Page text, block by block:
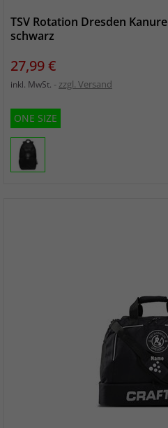
TSV Rotation Dresden
schwarz
Preis
27,99 €
inkl. MwSt. zzgl. Versand
ONE SIZE